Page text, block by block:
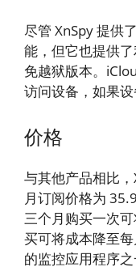
尽管 XnSpy 提供
能，但它也提供
免越狱版本。
访问设备，如果设
价格
与其他产品相比
月订阅价格为
三个月购买一次
买可将成本降至
的监控应用程序之